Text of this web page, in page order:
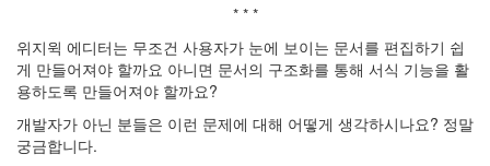
* * *
위지윅 에디터는 무조건 사용자가 눈에 보이는 문서를 편집하기 쉽
게 만들어져야 할까요 아니면 문서의 구조화를 통해 서식 기능을 활
용하도록 만들어져야 할까요?
개발자가 아닌 분들은 이런 문제에 대해 어떻게 생각하시나요? 정말
궁금합니다.
운
이
야
기
44